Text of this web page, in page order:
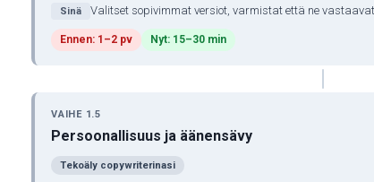
Sinä Valitset sopivimmat versiot, varmistat että ne
Ennen: 1–2 pv Nyt: 15–30 min
VAIHE 1.5
Persoonallisuus ja äänensävy
Tekoäly copywriterinasi